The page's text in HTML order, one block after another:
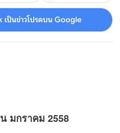
เป็นข่าวโปรดบน Google
มกราคม 2558